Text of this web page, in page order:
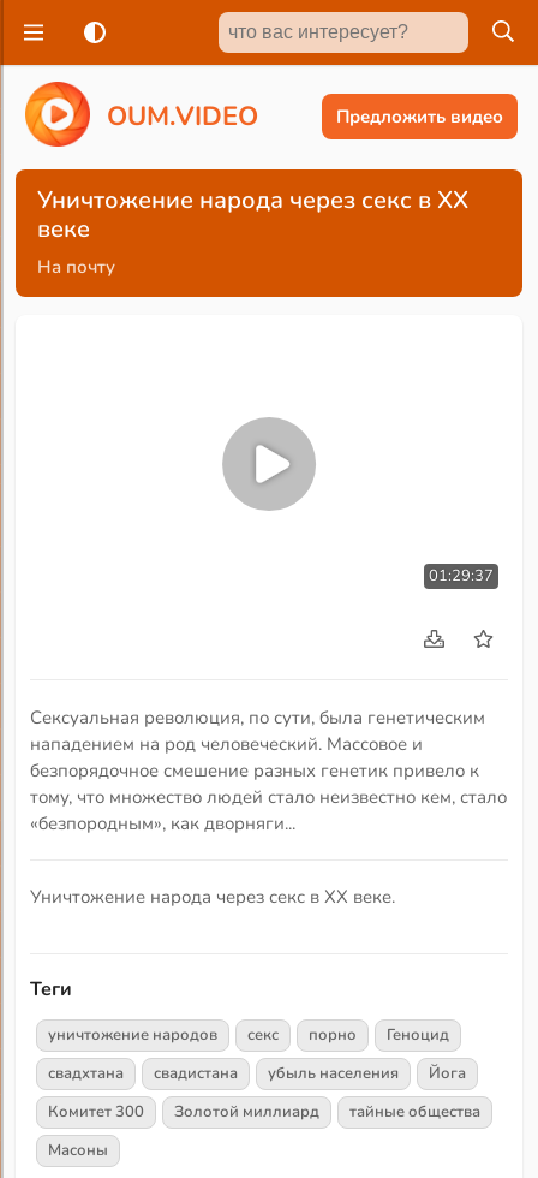
OUM.VIDEO Предложить видео
Уничтожение народа через секс в XX
веке
На почту
01:29:37
Сексуальная революция, по сути, была генетическим
нападением на род человеческий. Массовое и
безпорядочное смешение разных генетик привело к
тому, что множество людей стало неизвестно кем, стало
«безпородным», как дворняги...
Уничтожение народа через секс в XX веке.
Теги
уничтожение народов секс порно
Геноцид
свадхтана
свадистана убыль населения
Йога
Комитет 300
Золотой миллиард
тайные общества
Масоны